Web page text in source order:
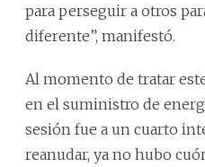
para perseguir a otros
diferente”, manifestó.
Al momento de tratar
en el suministro de
sesión fue a un cuarto
reanudar, ya no hubo